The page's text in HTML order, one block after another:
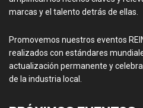
marcas y el talento detrás de ellas.
Promovemos nuestros eventos
realizados con estándares
actualización permanente y
de la industria local.